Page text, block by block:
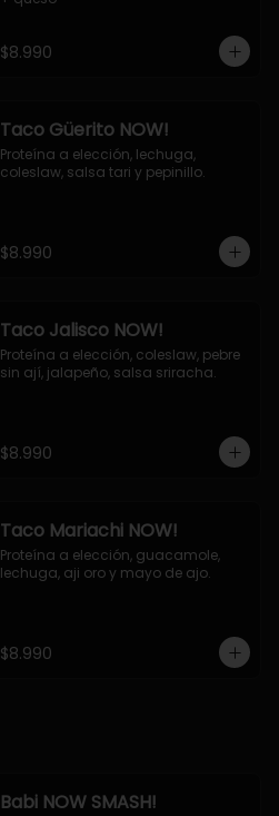
$8.990
Taco Güerito NOW!
Proteína a elección, lechuga,
coleslaw, salsa tari y pepinillo.
$8.990
Taco Jalisco NOW!
Proteína a elección, coleslaw, pebre
sin ají, jalapeño, salsa sriracha.
$8.990
Taco Mariachi NOW!
Proteína a elección, guacamole,
lechuga, aji oro y mayo de ajo.
$8.990
Babi NOW SMASH!